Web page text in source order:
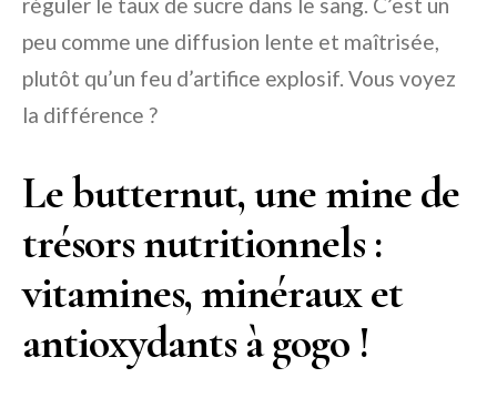
peu comme une diffusion lente et maîtrisée,
plutôt qu’un feu d’artifice explosif. Vous voyez
la différence ?
Le butternut, une mine de
trésors nutritionnels :
vitamines, minéraux et
antioxydants à gogo !